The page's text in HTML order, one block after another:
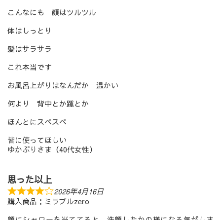
こんなにも 顔はツルツル
体はしっとり
髪はサラサラ
これ本当です
お風呂上がりはなんだか 温かい
何より 背中とか踵とか
ほんとにスベスベ
皆に使ってほしい
ゆかぷりさま（40代女性）
思った以上
2026年4月16日
購入商品：ミラブルzero